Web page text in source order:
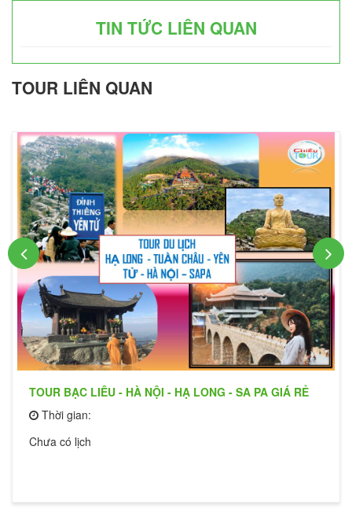
TIN TỨC LIÊN QUAN
TOUR LIÊN QUAN
TOUR BẠC LIÊU - HÀ NỘI - HẠ LONG - SA PA GIÁ RẺ
Thời gian:
Chưa có lịch